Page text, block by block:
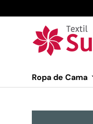
Ir al contenido
Ropa de Cama